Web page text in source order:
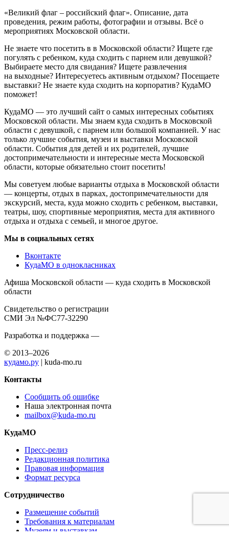
«Великий флаг – российский флаг». Описание, дата
проведения, режим работы, фотографии и отзывы. Всё о
мероприятиях Московской области.
Не знаете что посетить в в Московской области? Ищете где
погулять с ребенком, куда сходить с парнем или девушкой?
Выбираете место для свидания? Ищете развлечения
на выходные? Интересуетесь активным отдыхом? Посещаете
выставки? Не знаете куда сходить на корпоратив? КудаМО
поможет!
КудаМО — это лучший сайт о самых интересных событиях
Московской области. Мы знаем куда сходить в Московской
области с девушкой, с парнем или большой компанией. У нас
только лучшие события, музеи и выставки Московской
области. События для детей и их родителей, лучшие
достопримечательности и интересные места Московской
области, которые обязательно стоит посетить!
Мы советуем любые варианты отдыха в Московской области
— концерты, отдых в парках, достопримечательности для
экскурсий, места, куда можно сходить с ребенком, выставки,
театры, шоу, спортивные мероприятия, места для активного
отдыха и отдыха с семьей, и многое другое.
Мы в социальных сетях
Вконтакте
КудаМО в однокласниках
Афиша Московской области — куда сходить в Московской
области
Свидетельство о регистрации
СМИ Эл №ФС77-32290
Разработка и поддержка —
© 2013–2026
кудамо.ру | kuda-mo.ru
Контакты
Сообщить об ошибке
Наша электронная почта
mailbox@kuda-mo.ru
КудаМО
Пресс-релиз
Редакционная политика
Правовая информация
Формат ресурса
Сотрудничество
Размещение событий
Требования к материалам
Музеям и выставкам